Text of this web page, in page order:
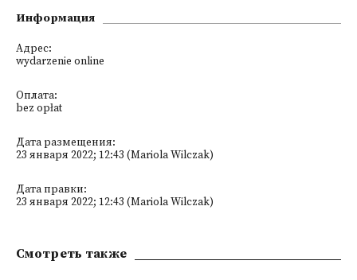
Информация
Адрес:
wydarzenie online
Оплата:
bez opłat
Дата размещения:
23 января 2022; 12:43 (Mariola Wilczak)
Дата правки:
23 января 2022; 12:43 (Mariola Wilczak)
Смотреть также